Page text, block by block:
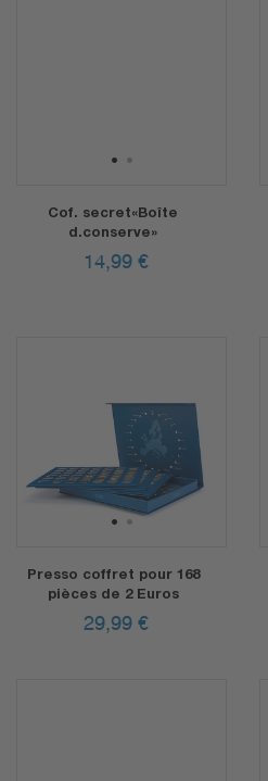
1 2
Cof. secret«Boîte
d.conserve»
14,99 €
12
Presso coffret pour 168
pièces de 2 Euros
29,99 €